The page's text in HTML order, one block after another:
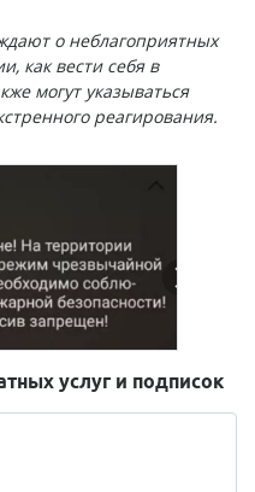
о неблагоприятных
как вести себя в
могут указываться
реагирования.
услуг и подписок